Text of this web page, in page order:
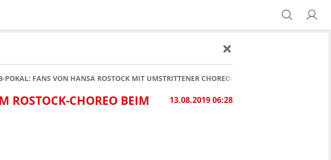
POKAL: FANS VON HANSA ROSTOCK MIT UMSTRITTENER CHOREOGRAFIE GEGEN VFB
13.08.2019 06:28
ROSTOCK-CHOREO BEIM